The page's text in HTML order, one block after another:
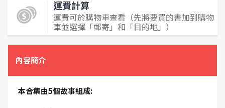
運費計算
運費可於購物車查看（先將要買的書加到購物
車並選擇「郵寄」和「目的地」）
內容簡介
本合集由5個故事組成: